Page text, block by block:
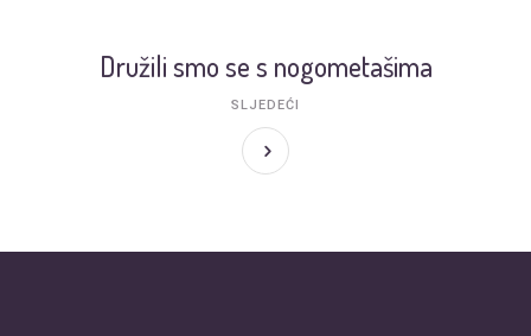
Družili smo se s nogometašima
SLJEDEĆI